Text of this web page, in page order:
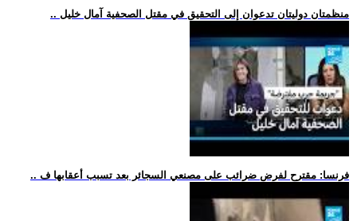
.. منظمتان دوليتان تدعوان إلى التحقيق في مقتل الصحفية آمال خليل
.. فرنسا: مقترح لفرض ضرائب على مصنعي السجائر بعد تسبب أعقابها ف